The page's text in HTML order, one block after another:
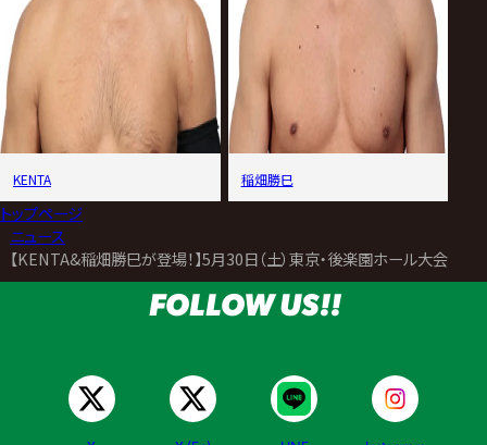
KENTA 稲畑勝巳
トップページ
ニュース
【KENTA&稲畑勝巳が登場！】5月30日（土）東京・後楽園ホール大会 試
FOLLOW US!!